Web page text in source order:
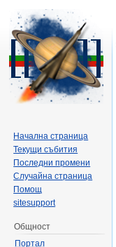
Начална страница
Текущи събития
Последни промени
Случайна страница
Помощ
sitesupport
Общност
Портал